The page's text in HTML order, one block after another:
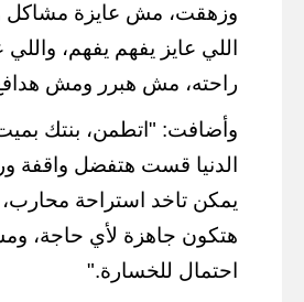
وزهقت، مش عايزة مشاكل
اللي عايز يفهم يفهم،
راحته، مش هبرر ومش
وأضافت: "اتطمن، بنتك
الدنيا قست هتفضل واقفة
يمكن تاخد استراحة
هتكون جاهزة لأي حاجة،
احتمال للخسارة."